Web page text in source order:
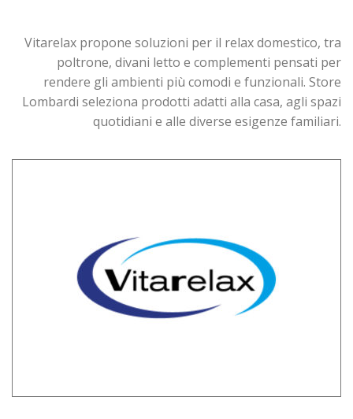
Vitarelax propone soluzioni per il relax domestico, tra
poltrone, divani letto e complementi pensati per
rendere gli ambienti più comodi e funzionali. Store
Lombardi seleziona prodotti adatti alla casa, agli spazi
quotidiani e alle diverse esigenze familiari.